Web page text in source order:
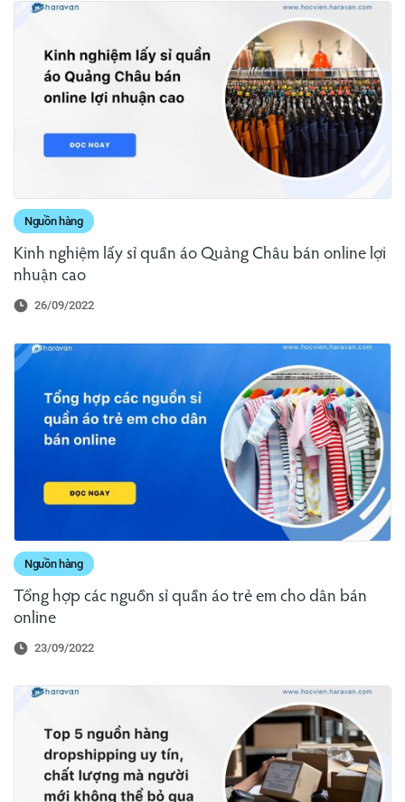
Nguồn hàng
Kinh nghiệm lấy sỉ quần áo Quảng Châu bán online lợi
nhuận cao
26/09/2022
Nguồn hàng
Tổng hợp các nguồn sỉ quần áo trẻ em cho dân bán
online
23/09/2022